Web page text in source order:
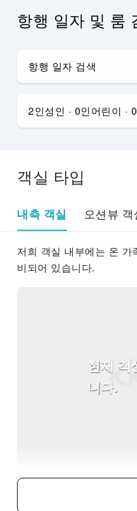
항행 일자 및 룸
항행 일자 검색
2인성인 · 0인어린이 ·
객실 타입
내측 객실 오션뷰 객
저희 객실 내부에는 온
비되어 있습니다.
현재 객
니다.
Interior Stateroom